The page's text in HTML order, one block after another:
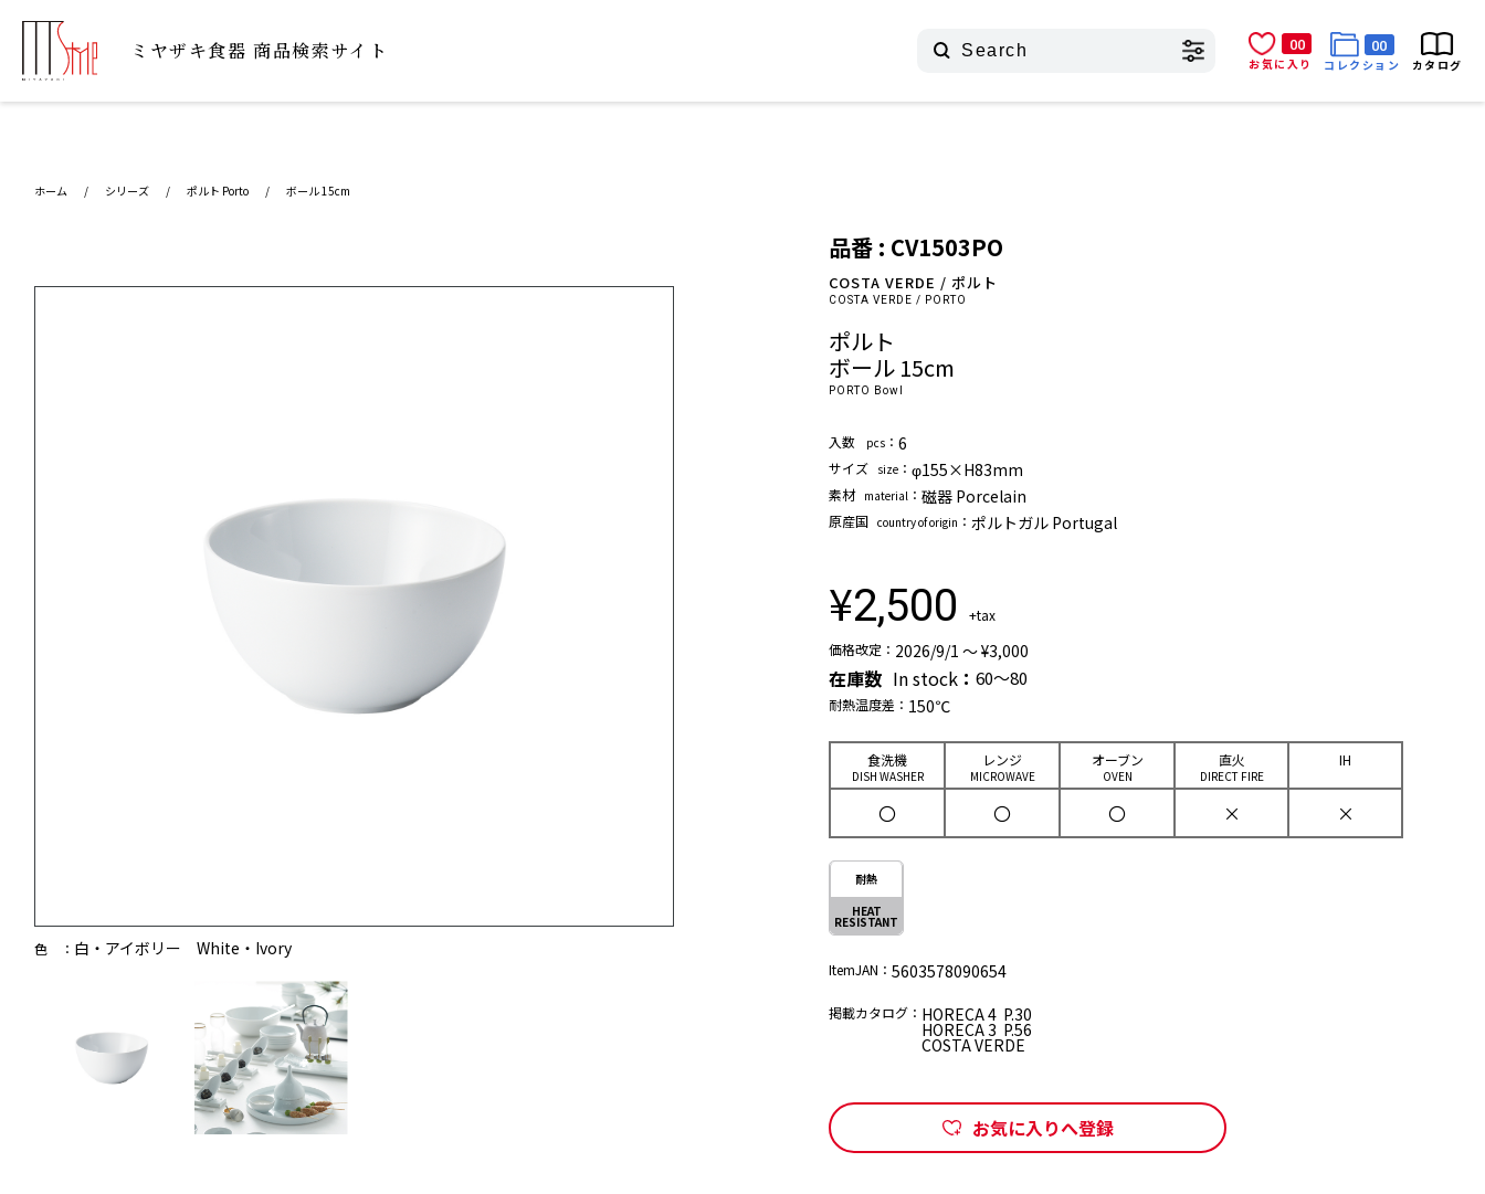
ミヤザキ⾷器 商品検索サイト
00
お気に入り
00
コレクション
カタログ
ホーム / シリーズ / ポルト Porto / ボール 15cm
色 ： 白・アイボリー White・Ivory
品番 : CV1503PO
COSTA VERDE / ポルト
COSTA VERDE / PORTO
ポルト
ボール 15cm
PORTO Bowl
⼊数 pcs ：6
サイズ size ：φ155×H83mm
素材 material ：磁器 Porcelain
原産国 country of origin ： ポルトガル Portugal
¥2,500
+tax
価格改定： 2026/9/1 ～ ¥3,000
在庫数 In stock ：60～80
耐熱温度差： 150℃
⾷洗機
DISH WASHER
レンジ
MICROWAVE
オーブン
OVEN
直⽕
DIRECT FIRE
IH
〇 〇 〇 × ×
耐熱
HEAT
RESISTANT
ItemJAN： 5603578090654
掲載カタログ： HORECA 4 P.30
HORECA 3 P.56
COSTA VERDE
お気に入りへ登録